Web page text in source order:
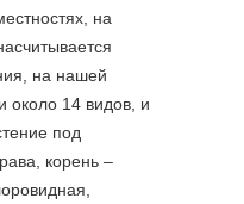
на
на нашей
около 14 видов, и
под
корень –